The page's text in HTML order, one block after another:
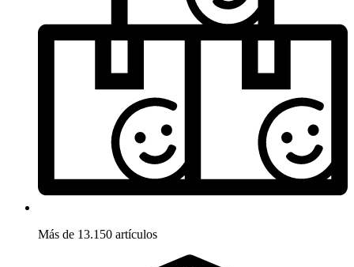
Más de 13.150 artículos